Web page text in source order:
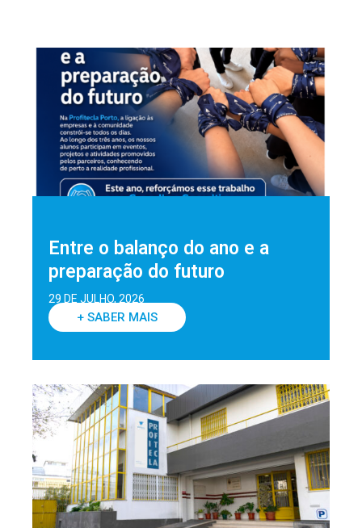
Entre o balanço do ano e a
preparação do futuro
29 DE JULHO, 2026
+ SABER MAIS